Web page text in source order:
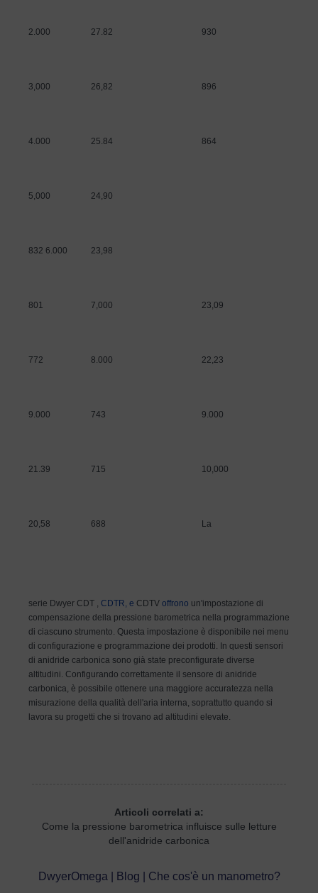
2.000 27.82 930
3,000 26,82 896
4.000 25.84 864
5,000 24,90
832 6.000 23,98
801 7,000 23,09
772 8.000 22,23
9.000 743 9.000
21.39 715 10,000
20,58 688 La
serie Dwyer CDT , CDTR, e CDTV offrono un'impostazione di
compensazione della pressione barometrica nella programmazione
di ciascuno strumento. Questa impostazione è disponibile nei menu
di configurazione e programmazione dei prodotti. In questi sensori
di anidride carbonica sono già state preconfigurate diverse
altitudini. Configurando correttamente il sensore di anidride
carbonica, è possibile ottenere una maggiore accuratezza nella
misurazione della qualità dell'aria interna, soprattutto quando si
lavora su progetti che si trovano ad altitudini elevate.
Articoli correlati a:
Come la pressione barometrica influisce sulle letture
dell'anidride carbonica
DwyerOmega | Blog | Che cos'è un manometro?